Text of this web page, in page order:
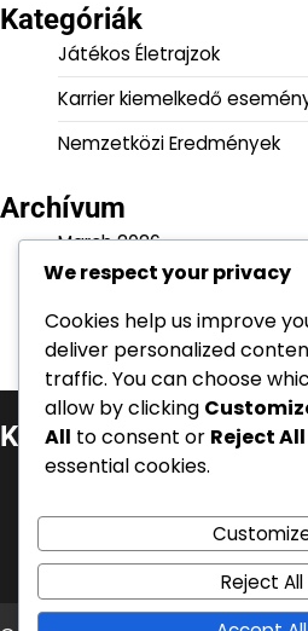
Kategóriák
Játékos Életrajzok
Karrier kiemelkedő
Nemzetközi Eredmények
Archívum
March 2026
February 2026
Kategóriák
Játékos Életrajzok
Karrier kiemelkedő
Nemzetközi Eredmények
We respect your privacy
Cookies help us improve
deliver personalized
traffic. You can choose
allow by clicking
All to consent or Reject All
essential cookies.
Reject All